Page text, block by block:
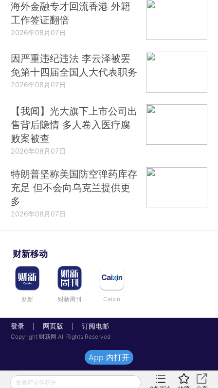
海外金融专才回流香港 外籍
工作签证翻倍
2026年08月07日
因严重违纪违法 李云泽被罢
免第十四届全国人大代表职务
2026年08月07日
【我闻】光大旗下上市公司出
售背后隐情 多人卷入医疗腐
败案被查
2026年08月07日
特朗普坚称美国防空弹药库存
充足 但不会向乌克兰提供更
多
2026年08月07日
财新移动
财新 财新周刊 Caixin
登录 网页版 订阅电邮
Copyright 财新网 All Rights Reserved
发表评论得积分
App 内打开